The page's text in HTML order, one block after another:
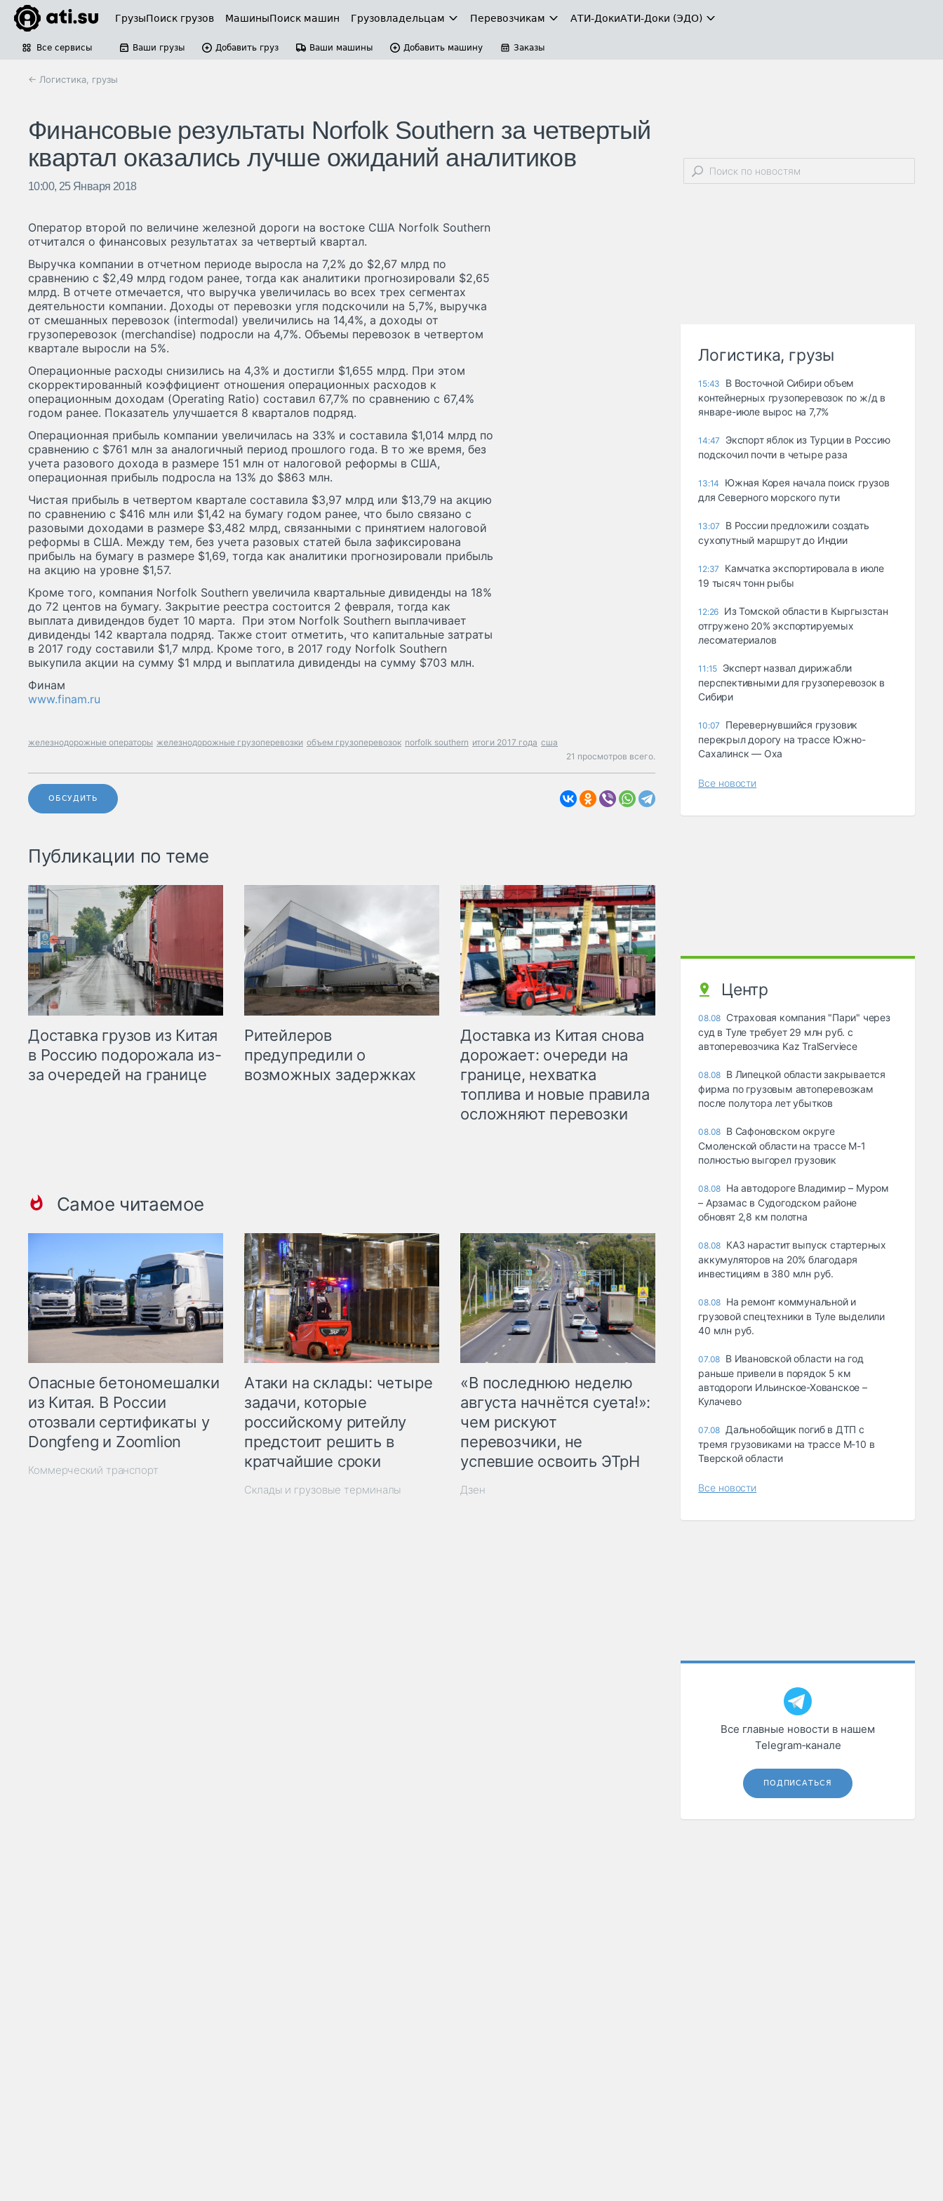
ГрузыПоиск грузов МашиныПоиск машин Грузовладельцам Перевозчикам АТИ-ДокиАТИ-Доки (ЭДО)
Все сервисы Ваши грузы Добавить груз Ваши машины Добавить машину Заказы
← Логистика, грузы
Финансовые результаты Norfolk Southern за четвертый
квартал оказались лучше ожиданий аналитиков
10:00, 25 Января 2018
Оператор второй по величине железной дороги на востоке США Norfolk Southern
отчитался о финансовых результатах за четвертый квартал.
Выручка компании в отчетном периоде выросла на 7,2% до $2,67 млрд по
сравнению с $2,49 млрд годом ранее, тогда как аналитики прогнозировали $2,65
млрд. В отчете отмечается, что выручка увеличилась во всех трех сегментах
деятельности компании. Доходы от перевозки угля подскочили на 5,7%, выручка
от смешанных перевозок (intermodal) увеличились на 14,4%, а доходы от
грузоперевозок (merchandise) подросли на 4,7%. Объемы перевозок в четвертом
квартале выросли на 5%.
Операционные расходы снизились на 4,3% и достигли $1,655 млрд. При этом
скорректированный коэффициент отношения операционных расходов к
операционным доходам (Operating Ratio) составил 67,7% по сравнению с 67,4%
годом ранее. Показатель улучшается 8 кварталов подряд.
Операционная прибыль компании увеличилась на 33% и составила $1,014 млрд по
сравнению с $761 млн за аналогичный период прошлого года. В то же время, без
учета разового дохода в размере 151 млн от налоговой реформы в США,
операционная прибыль подросла на 13% до $863 млн.
Чистая прибыль в четвертом квартале составила $3,97 млрд или $13,79 на акцию
по сравнению с $416 млн или $1,42 на бумагу годом ранее, что было связано с
разовыми доходами в размере $3,482 млрд, связанными с принятием налоговой
реформы в США. Между тем, без учета разовых статей была зафиксирована
прибыль на бумагу в размере $1,69, тогда как аналитики прогнозировали прибыль
на акцию на уровне $1,57.
Кроме того, компания Norfolk Southern увеличила квартальные дивиденды на 18%
до 72 центов на бумагу. Закрытие реестра состоится 2 февраля, тогда как
выплата дивидендов будет 10 марта. При этом Norfolk Southern выплачивает
дивиденды 142 квартала подряд. Также стоит отметить, что капитальные затраты
в 2017 году составили $1,7 млрд. Кроме того, в 2017 году Norfolk Southern
выкупила акции на сумму $1 млрд и выплатила дивиденды на сумму $703 млн.
Финам
www.finam.ru
железнодорожные операторы железнодорожные грузоперевозки объем грузоперевозок norfolk southern итоги 2017 года сша
21 просмотров всего.
ОБСУДИТЬ
Публикации по теме
Доставка грузов из Китая
в Россию подорожала из-
за очередей на границе
Ритейлеров
предупредили о
возможных задержках
Доставка из Китая снова
дорожает: очереди на
границе, нехватка
топлива и новые правила
осложняют перевозки
Самое читаемое
Опасные бетономешалки
из Китая. В России
отозвали сертификаты у
Dongfeng и Zoomlion
Коммерческий транспорт
Атаки на склады: четыре
задачи, которые
российскому ритейлу
предстоит решить в
кратчайшие сроки
Склады и грузовые терминалы
«В последнюю неделю
августа начнётся суета!»:
чем рискуют
перевозчики, не
успевшие освоить ЭТрН
Дзен
Логистика, грузы
15:43
В Восточной Сибири объем
контейнерных грузоперевозок по ж/д в
январе-июле вырос на 7,7%
14:47
Экспорт яблок из Турции в Россию
подскочил почти в четыре раза
13:14
Южная Корея начала поиск грузов
для Северного морского пути
13:07
В России предложили создать
сухопутный маршрут до Индии
12:37
Камчатка экспортировала в июле
19 тысяч тонн рыбы
12:26 Из Томской области в Кыргызстан
отгружено 20% экспортируемых
лесоматериалов
11:15 Эксперт назвал дирижабли
перспективными для грузоперевозок в
Сибири
10:07
Перевернувшийся грузовик
перекрыл дорогу на трассе Южно-
Сахалинск — Оха
Все новости
Центр
08.08 Страховая компания "Пари" через
суд в Туле требует 29 млн руб. с
автоперевозчика Kaz TralServiece
08.08 В Липецкой области закрывается
фирма по грузовым автоперевозкам
после полутора лет убытков
08.08 В Сафоновском округе
Смоленской области на трассе М-1
полностью выгорел грузовик
08.08 На автодороге Владимир – Муром
– Арзамас в Судогодском районе
обновят 2,8 км полотна
08.08 КАЗ нарастит выпуск стартерных
аккумуляторов на 20% благодаря
инвестициям в 380 млн руб.
08.08 На ремонт коммунальной и
грузовой спецтехники в Туле выделили
40 млн руб.
07.08 В Ивановской области на год
раньше привели в порядок 5 км
автодороги Ильинское-Хованское –
Кулачево
07.08 Дальнобойщик погиб в ДТП с
тремя грузовиками на трассе М-10 в
Тверской области
Все новости
Все главные новости в нашем
Telegram‑канале
ПОДПИСАТЬСЯ